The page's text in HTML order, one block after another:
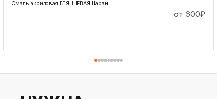
Эмаль акриловая ГЛЯНЦЕВАЯ Наран
от 600₽
ПОДРОБНЕЕ